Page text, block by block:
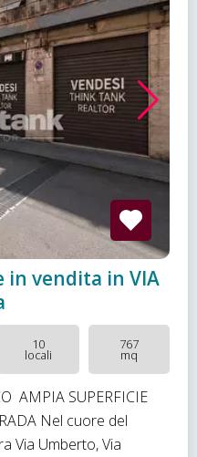
in vendita in VIA
10
locali
767
mq
 AMPIA SUPERFICIE
Nel cuore del
Via Umberto, Via